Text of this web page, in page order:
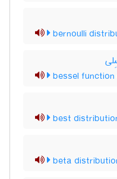
bernoulli
bessel
best
beta